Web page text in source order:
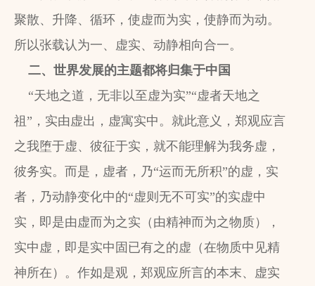
聚散、升降、循环，使虚而为实，使静而为动。
所以张载认为一、虚实、动静相向合一。
二、世界发展的主题都将归集于中国
“天地之道，无非以至虚为实”“虚者天地之
祖”，实由虚出，虚寓实中。就此意义，郑观应言
之我堕于虚、彼征于实，就不能理解为我务虚，
彼务实。而是，虚者，乃“运而无所积”的虚，实
者，乃动静变化中的“虚则无不可实”的实虚中
实，即是由虚而为之实（由精神而为之物质），
实中虚，即是实中固已有之的虚（在物质中见精
神所在）。作如是观，郑观应所言的本末、虚实